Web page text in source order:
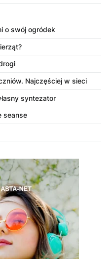
o swój ogródek
Najczęściej w sieci
syntezator
seanse